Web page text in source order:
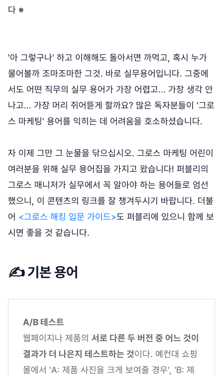
다 ※
'아 그렇구나' 하고 이해해도 돌아서면 까먹고, 혹시 누가
물어볼까 조마조마한 그것. 바로 실무용어입니다. 그중에
서도 어떤 직무의 실무 용어가 가장 어렵고... 가장 생각 안
나고... 가장 머리 쥐어뜯게 할까요? 많은 독자분들이 '그로
스 마케팅' 용어를 익히는 데 어려움을 호소하셨습니다.
자 이제 그만 그 눈물을 닦으십시오. 그로스 마케팅 어린이
여러분을 위해 실무 용어집을 가지고 왔습니다! 퍼블리의
그로스 매니저가 실무에서 꼭 알아야 하는 용어들로 엄선
했으니, 이 콘텐츠의 링크를 잘 챙겨두시기 바랍니다. 더불
어 <그로스 해킹 입문 가이드>도 퍼블리에 있으니 함께 보
시면 좋을 것 같습니다.
✍️ 기본 용어
A/B 테스트
웹페이지나 제품의 서로 다른 두 버전 중 어느 것이
결과가 더 나은지 테스트하는 것이다. 예컨대 쇼핑
몰에서 'A: 제품 사진을 크게 보여줄 경우', 'B: 제